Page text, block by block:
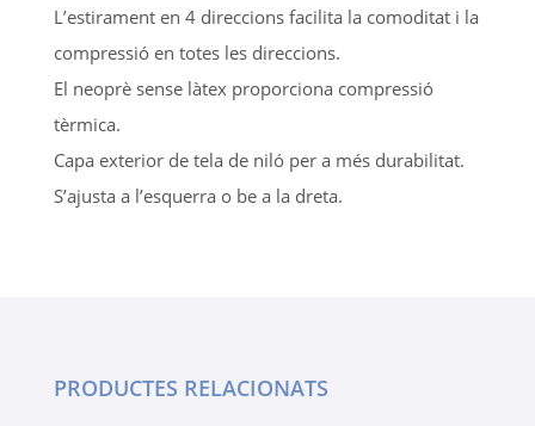
L’estirament en 4 direccions facilita la comoditat i la
compressió en totes les direccions.
El neoprè sense làtex proporciona compressió
tèrmica.
Capa exterior de tela de niló per a més durabilitat.
S’ajusta a l’esquerra o be a la dreta.
PRODUCTES RELACIONATS